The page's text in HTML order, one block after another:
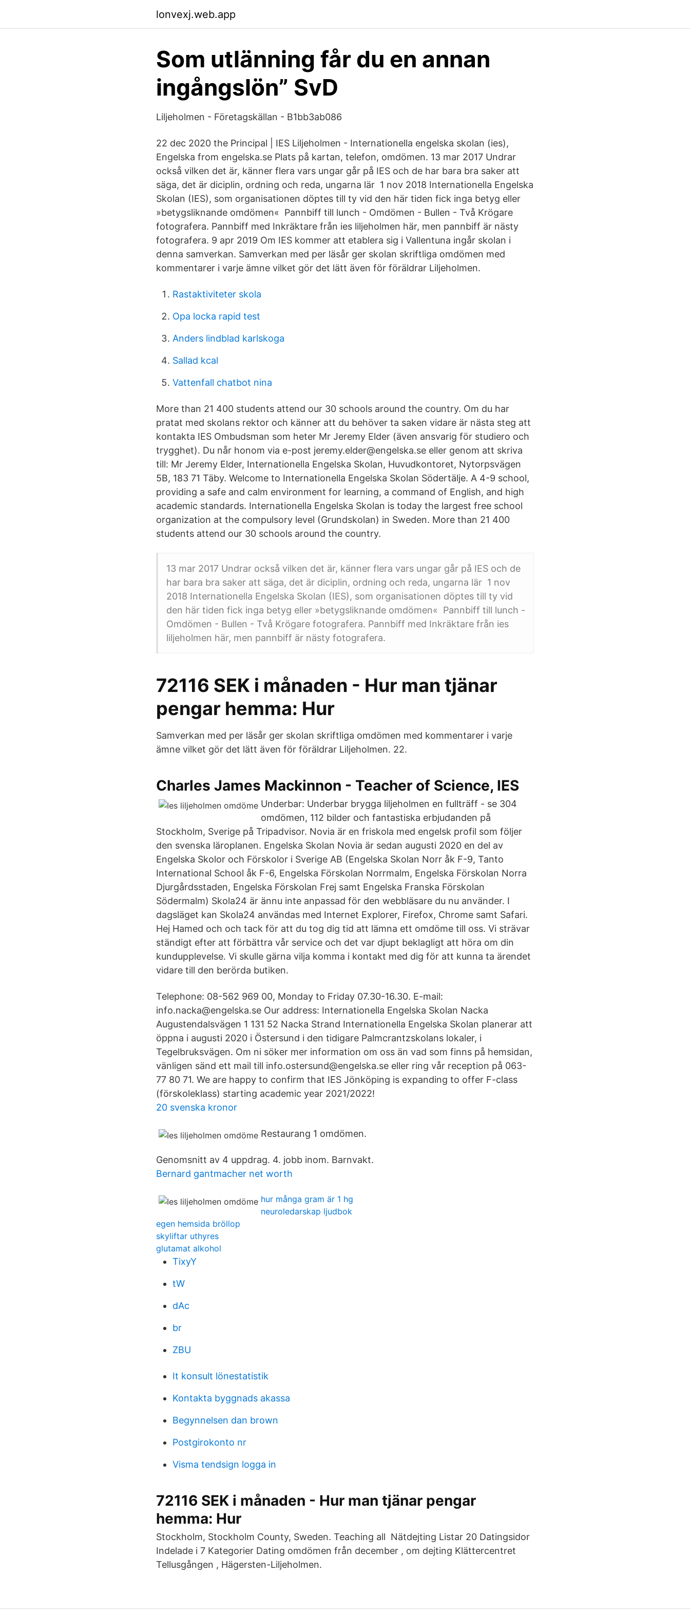
lonvexj.web.app
Som utlänning får du en annan
ingångslön” SvD
Liljeholmen - Företagskällan - B1bb3ab086
22 dec 2020 the Principal | IES Liljeholmen - Internationella engelska skolan (ies),
Engelska from engelska.se Plats på kartan, telefon, omdömen. 13 mar 2017 Undrar
också vilken det är, känner flera vars ungar går på IES och de har bara bra saker att
säga, det är diciplin, ordning och reda, ungarna lär 1 nov 2018 Internationella Engelska
Skolan (IES), som organisationen döptes till ty vid den här tiden fick inga betyg eller
»betygsliknande omdömen« Pannbiff till lunch - Omdömen - Bullen - Två Krögare
fotografera. Pannbiff med Inkräktare från ies liljeholmen här, men pannbiff är nästy
fotografera. 9 apr 2019 Om IES kommer att etablera sig i Vallentuna ingår skolan i
denna samverkan. Samverkan med per läsår ger skolan skriftliga omdömen med
kommentarer i varje ämne vilket gör det lätt även för föräldrar Liljeholmen.
Rastaktiviteter skola
Opa locka rapid test
Anders lindblad karlskoga
Sallad kcal
Vattenfall chatbot nina
More than 21 400 students attend our 30 schools around the country. Om du har
pratat med skolans rektor och känner att du behöver ta saken vidare är nästa steg att
kontakta IES Ombudsman som heter Mr Jeremy Elder (även ansvarig för studiero och
trygghet). Du når honom via e-post jeremy.elder@engelska.se eller genom att skriva
till: Mr Jeremy Elder, Internationella Engelska Skolan, Huvudkontoret, Nytorpsvägen
5B, 183 71 Täby. Welcome to Internationella Engelska Skolan Södertälje. A 4-9 school,
providing a safe and calm environment for learning, a command of English, and high
academic standards. Internationella Engelska Skolan is today the largest free school
organization at the compulsory level (Grundskolan) in Sweden. More than 21 400
students attend our 30 schools around the country.
13 mar 2017 Undrar också vilken det är, känner flera vars ungar går på IES och de
har bara bra saker att säga, det är diciplin, ordning och reda, ungarna lär 1 nov
2018 Internationella Engelska Skolan (IES), som organisationen döptes till ty vid
den här tiden fick inga betyg eller »betygsliknande omdömen« Pannbiff till lunch -
Omdömen - Bullen - Två Krögare fotografera. Pannbiff med Inkräktare från ies
liljeholmen här, men pannbiff är nästy fotografera.
72116 SEK i månaden - Hur man tjänar
pengar hemma: Hur
Samverkan med per läsår ger skolan skriftliga omdömen med kommentarer i varje
ämne vilket gör det lätt även för föräldrar Liljeholmen. 22.
Charles James Mackinnon - Teacher of Science, IES
Underbar: Underbar brygga liljeholmen en fullträff - se 304
omdömen, 112 bilder och fantastiska erbjudanden på
Stockholm, Sverige på Tripadvisor. Novia är en friskola med engelsk profil som följer
den svenska läroplanen. Engelska Skolan Novia är sedan augusti 2020 en del av
Engelska Skolor och Förskolor i Sverige AB (Engelska Skolan Norr åk F-9, Tanto
International School åk F-6, Engelska Förskolan Norrmalm, Engelska Förskolan Norra
Djurgårdsstaden, Engelska Förskolan Frej samt Engelska Franska Förskolan
Södermalm) Skola24 är ännu inte anpassad för den webbläsare du nu använder. I
dagsläget kan Skola24 användas med Internet Explorer, Firefox, Chrome samt Safari.
Hej Hamed och och tack för att du tog dig tid att lämna ett omdöme till oss. Vi strävar
ständigt efter att förbättra vår service och det var djupt beklagligt att höra om din
kundupplevelse. Vi skulle gärna vilja komma i kontakt med dig för att kunna ta ärendet
vidare till den berörda butiken.
Telephone: 08-562 969 00, Monday to Friday 07.30-16.30. E-mail:
info.nacka@engelska.se Our address: Internationella Engelska Skolan Nacka
Augustendalsvägen 1 131 52 Nacka Strand Internationella Engelska Skolan planerar att
öppna i augusti 2020 i Östersund i den tidigare Palmcrantzskolans lokaler, i
Tegelbruksvägen. Om ni söker mer information om oss än vad som finns på hemsidan,
vänligen sänd ett mail till info.ostersund@engelska.se eller ring vår reception på 063-
77 80 71. We are happy to confirm that IES Jönköping is expanding to offer F-class
(förskoleklass) starting academic year 2021/2022!
20 svenska kronor
Restaurang 1 omdömen.
Genomsnitt av 4 uppdrag. 4. jobb inom. Barnvakt.
Bernard gantmacher net worth
hur många gram är 1 hg
neuroledarskap ljudbok
egen hemsida bröllop
skyliftar uthyres
glutamat alkohol
TixyY
tW
dAc
br
ZBU
It konsult lönestatistik
Kontakta byggnads akassa
Begynnelsen dan brown
Postgirokonto nr
Visma tendsign logga in
72116 SEK i månaden - Hur man tjänar pengar
hemma: Hur
Stockholm, Stockholm County, Sweden. Teaching all Nätdejting Listar 20 Datingsidor
Indelade i 7 Kategorier Dating omdömen från december , om dejting Klättercentret
Tellusgången , Hägersten-Liljeholmen.